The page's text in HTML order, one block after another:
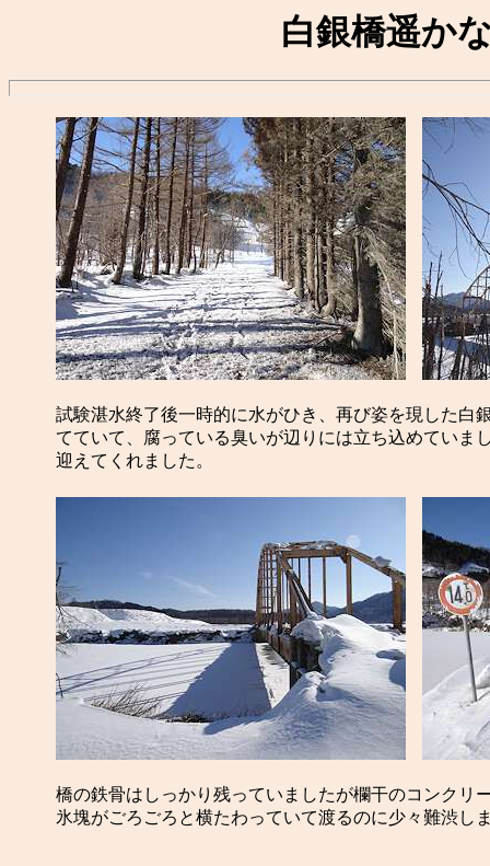
白銀橋遥か
試験湛水終了後一時的に水がひき、再び姿を現した白
てていて、腐っている臭いが辺りには立ち込めていま
迎えてくれました。
橋の鉄骨はしっかり残っていましたが欄干のコンクリ
氷塊がごろごろと横たわっていて渡るのに少々難渋し